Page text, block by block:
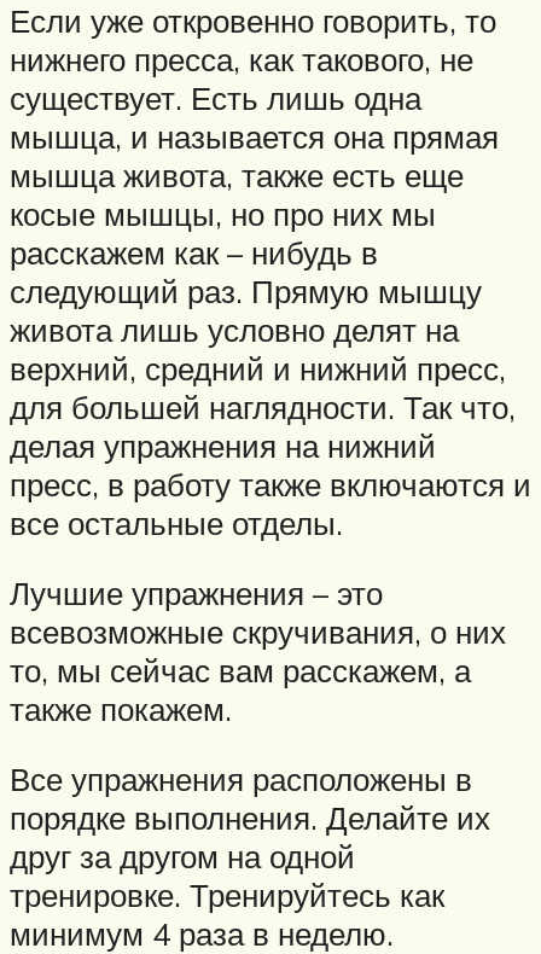
Если уже откровенно говорить, то
нижнего пресса, как такового, не
существует. Есть лишь одна
мышца, и называется она прямая
мышца живота, также есть еще
косые мышцы, но про них мы
расскажем как – нибудь в
следующий раз. Прямую мышцу
живота лишь условно делят на
верхний, средний и нижний пресс,
для большей наглядности. Так что,
делая упражнения на нижний
пресс, в работу также включаются и
все остальные отделы.
Лучшие упражнения – это
всевозможные скручивания, о них
то, мы сейчас вам расскажем, а
также покажем.
Все упражнения расположены в
порядке выполнения. Делайте их
друг за другом на одной
тренировке. Тренируйтесь как
минимум 4 раза в неделю.